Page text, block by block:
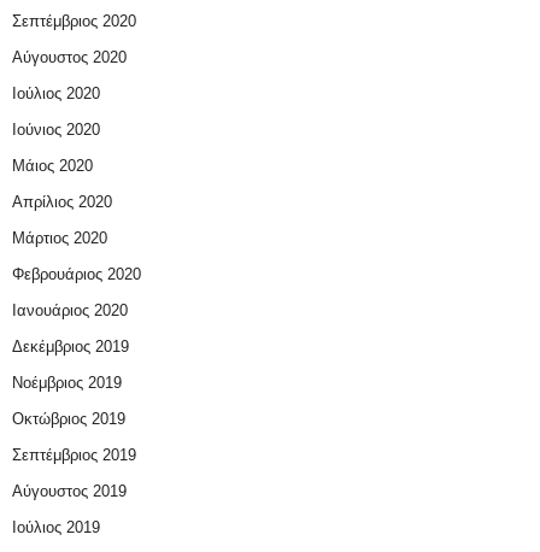
Σεπτέμβριος 2020
Αύγουστος 2020
Ιούλιος 2020
Ιούνιος 2020
Μάιος 2020
Απρίλιος 2020
Μάρτιος 2020
Φεβρουάριος 2020
Ιανουάριος 2020
Δεκέμβριος 2019
Νοέμβριος 2019
Οκτώβριος 2019
Σεπτέμβριος 2019
Αύγουστος 2019
Ιούλιος 2019